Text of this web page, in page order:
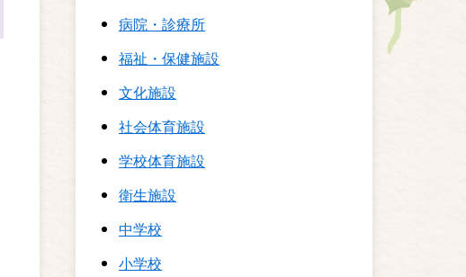
病院・診療所
福祉・保健施設
文化施設
社会体育施設
学校体育施設
衛生施設
中学校
小学校